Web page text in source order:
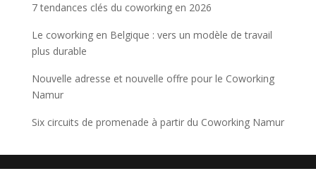
7 tendances clés du coworking en 2026
Le coworking en Belgique : vers un modèle de travail
plus durable
Nouvelle adresse et nouvelle offre pour le Coworking
Namur
Six circuits de promenade à partir du Coworking Namur